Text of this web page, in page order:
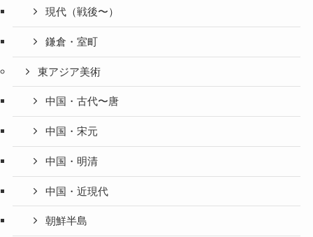
現代（戦後〜）
鎌倉・室町
東アジア美術
中国・古代〜唐
中国・宋元
中国・明清
中国・近現代
朝鮮半島